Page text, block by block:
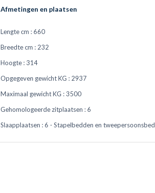
Afmetingen en plaatsen
Lengte cm : 660
Breedte cm : 232
Hoogte : 314
Opgegeven gewicht KG : 2937
Maximaal gewicht KG : 3500
Gehomologeerde zitplaatsen : 6
Slaapplaatsen : 6 - Stapelbedden en tweepersoonsbed